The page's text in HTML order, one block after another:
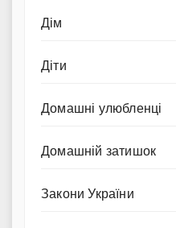
Дім
Діти
Домашні улюбленці
Домашній затишок
Закони України